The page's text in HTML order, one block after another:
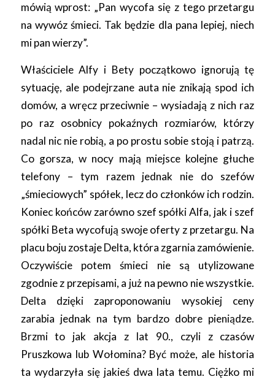
mówią wprost: „Pan wycofa się z tego przetargu
na wywóz śmieci. Tak będzie dla pana lepiej, niech
mi pan wierzy”.
Właściciele Alfy i Bety początkowo ignorują tę
sytuację, ale podejrzane auta nie znikają spod ich
domów, a wręcz przeciwnie – wysiadają z nich raz
po raz osobnicy pokaźnych rozmiarów, którzy
nadal nic nie robią, a po prostu sobie stoją i patrzą.
Co gorsza, w nocy mają miejsce kolejne głuche
telefony – tym razem jednak nie do szefów
„śmieciowych” spółek, lecz do członków ich rodzin.
Koniec końców zarówno szef spółki Alfa, jak i szef
spółki Beta wycofują swoje oferty z przetargu. Na
placu boju zostaje Delta, która zgarnia zamówienie.
Oczywiście potem śmieci nie są utylizowane
zgodnie z przepisami, a już na pewno nie wszystkie.
Delta dzięki zaproponowaniu wysokiej ceny
zarabia jednak na tym bardzo dobre pieniądze.
Brzmi to jak akcja z lat 90., czyli z czasów
Pruszkowa lub Wołomina? Być może, ale historia
ta wydarzyła się jakieś dwa lata temu. Ciężko mi